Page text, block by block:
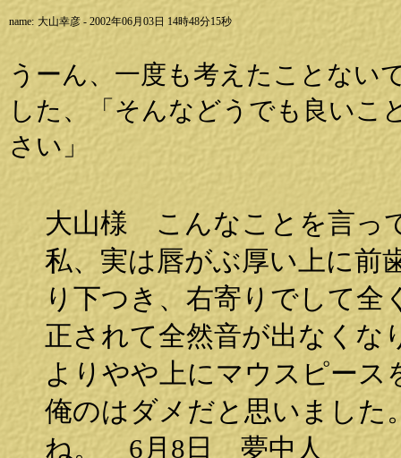
name: 大山幸彦 - 2002年06月03日 14時48分15秒
うーん、一度も考えたことない
した、「そんなどうでも良いこ
さい」
大山様 こんなことを言っ
私、実は唇がぶ厚い上に前
り下つき、右寄りでして全
正されて全然音が出なくな
よりやや上にマウスピー
俺のはダメだと思いました
ね。 6月8日 夢中人